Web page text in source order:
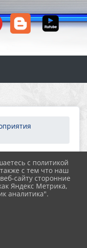
13
КРАЯ
с политикой
с тем что наш
сайту сторонние
Яндекс Метрика,
аналитика".